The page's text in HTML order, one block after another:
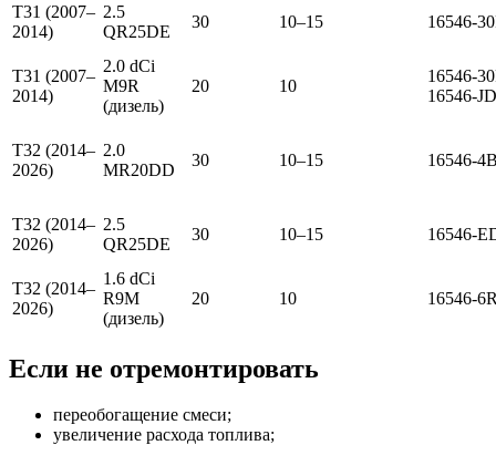
T31 (2007–
2014)
2.5
QR25DE
30 10–15 16546-
T31 (2007–
2014)
2.0 dCi
M9R
(дизель)
20 10
16546-
16546-
T32 (2014–
2026)
2.0
MR20DD
30 10–15 16546-
T32 (2014–
2026)
2.5
QR25DE
30 10–15 16546-
T32 (2014–
2026)
1.6 dCi
R9M
(дизель)
20 10 16546-
Если не отремонтировать
переобогащение смеси;
увеличение расхода топлива;